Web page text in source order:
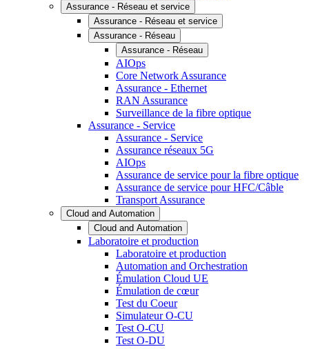
Assurance - Réseau et service
Assurance - Réseau et service
Assurance - Réseau
Assurance - Réseau
AIOps
Core Network Assurance
Assurance - Ethernet
RAN Assurance
Surveillance de la fibre optique
Assurance - Service
Assurance - Service
Assurance réseaux 5G
AIOps
Assurance de service pour la fibre optique
Assurance de service pour HFC/Câble
Transport Assurance
Cloud and Automation
Cloud and Automation
Laboratoire et production
Laboratoire et production
Automation and Orchestration
Émulation Cloud UE
Émulation de cœur
Test du Coeur
Simulateur O-CU
Test O-CU
Test O-DU